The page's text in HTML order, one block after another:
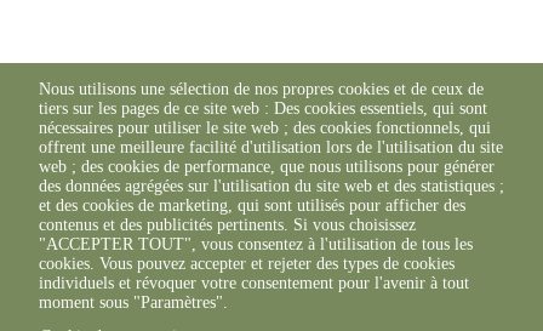
Retrouvez l'ensemble des Flash SEVE ICI
Nous utilisons une sélection de nos propres cookies et de ceux de
tiers sur les pages de ce site web : Des cookies essentiels, qui sont
nécessaires pour utiliser le site web ; des cookies fonctionnels, qui
offrent une meilleure facilité d'utilisation lors de l'utilisation du site
web ; des cookies de performance, que nous utilisons pour générer
des données agrégées sur l'utilisation du site web et des statistiques ;
et des cookies de marketing, qui sont utilisés pour afficher des
contenus et des publicités pertinents. Si vous choisissez
"ACCEPTER TOUT", vous consentez à l'utilisation de tous les
cookies. Vous pouvez accepter et rejeter des types de cookies
individuels et révoquer votre consentement pour l'avenir à tout
moment sous "Paramètres".